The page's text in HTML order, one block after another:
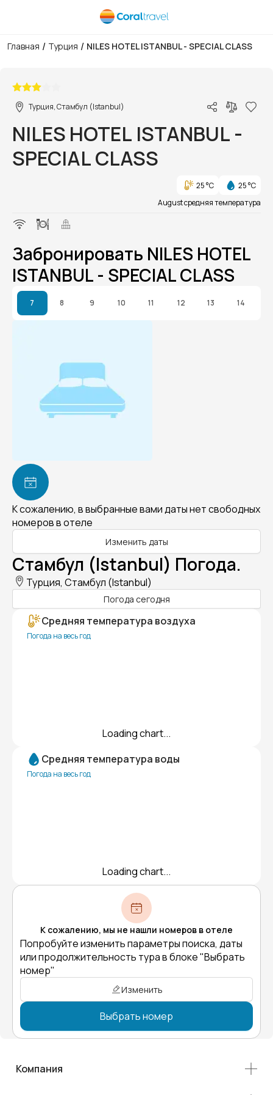
Главная / Турция / NILES HOTEL ISTANBUL - SPECIAL CLASS
Турция, Стамбул (Istanbul)
NILES HOTEL ISTANBUL -
SPECIAL CLASS
25 °C
25 °C
August средняя температура
Забронировать NILES HOTEL
ISTANBUL - SPECIAL CLASS
7 8 9 10 11 12 13 14
К сожалению, в выбранные вами даты нет свободных
номеров в отеле
Изменить даты
Стамбул (Istanbul) Погода.
Турция, Стамбул (Istanbul)
Погода сегодня
Средняя температура воздуха
Погода на весь год
Loading chart...
Средняя температура воды
Погода на весь год
Loading chart...
К сожалению, мы не нашли номеров в отеле
Попробуйте изменить параметры поиска, даты
или продолжительность тура в блоке "Выбрать
номер"
Изменить
Выбрать номер
Компания